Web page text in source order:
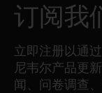
订阅我
立即注册以通
尼韦尔产品更
闻、问卷调查